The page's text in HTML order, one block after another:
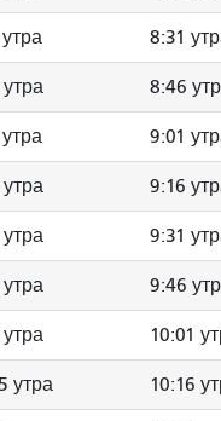
8:31
8:46
9:01
9:16
9:31
9:46
10:01
утра 10:16